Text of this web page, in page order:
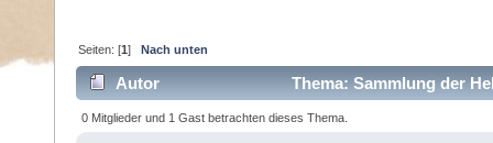
Seiten: [1]Nach unten
Autor Thema: Sammlung der
0 Mitglieder und 1 Gast betrachten dieses Thema.